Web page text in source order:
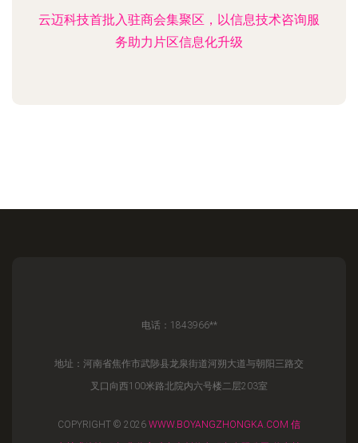
云迈科技首批入驻商会集聚区，以信息技术咨询服
务助力片区信息化升级
电话：1843966**
地址：河南省焦作市武陟县龙泉街道河朔大道与朝阳三路交
叉口向西100米路北院内六号楼二层203室
COPYRIGHT © 2026 WWW.BOYANGZHONGKA.COM 信